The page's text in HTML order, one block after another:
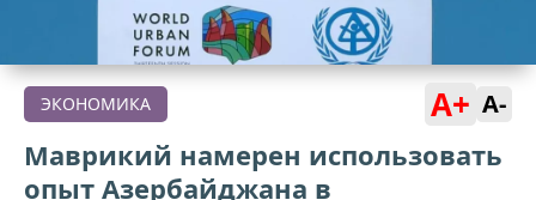
ЭКОНОМИКА A+ A-
Маврикий намерен использовать
опыт Азербайджана в